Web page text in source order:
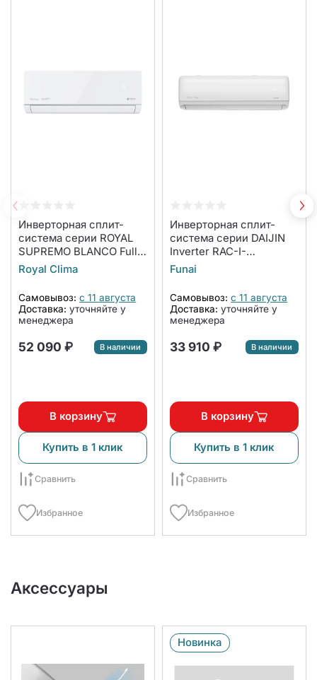
Инверторная сплит-
система серии ROYAL
SUPREMO BLANCO Full
DC EU Inverter RCI-
RSB30HN (комплект)
Royal Clima
Самовывоз: с 11 августа
Доставка: уточняйте у
менеджера
52 090 ₽ В наличии
В корзину
Купить в 1 клик
Сравнить
Избранное
Инверторная сплит-
система серии DAIJIN
Inverter RAC-I-
DA30HP.D01 (комплект)
Funai
Самовывоз: с 11 августа
Доставка: уточняйте у
менеджера
33 910 ₽ В наличии
В корзину
Купить в 1 клик
Сравнить
Избранное
Аксессуары
Новинка